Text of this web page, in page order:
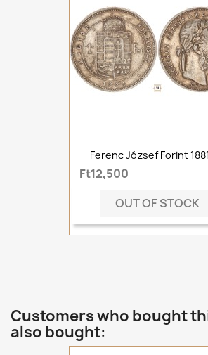
Ferenc József Forint
Ft12,500
OUT OF STOCK
Customers who bought
also bought: